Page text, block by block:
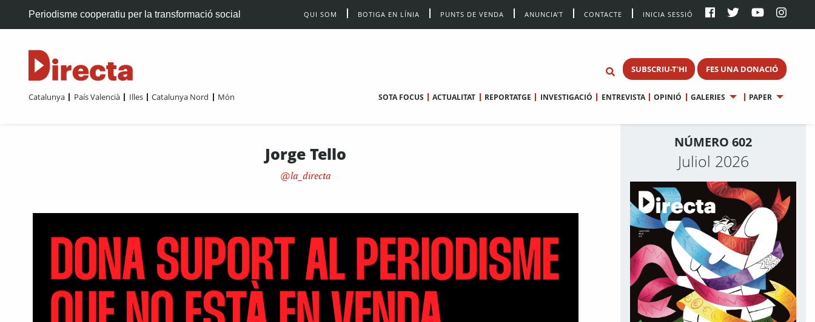
Periodisme cooperatiu per la transformació social QUI SOM BOTIGA EN LÍNIA PUNTS DE VENDA ANUNCIA’T CONTACTE INICIA SESSIÓ
SUBSCRIU-T'HI FES UNA DONACIÓ
Catalunya País Valencià Illes Catalunya Nord Món SOTA FOCUS ACTUALITAT REPORTATGE INVESTIGACIÓ ENTREVISTA OPINIÓ GALERIES PAPER
Jorge Tello
la_directa
NÚMERO 602
Juliol 2026